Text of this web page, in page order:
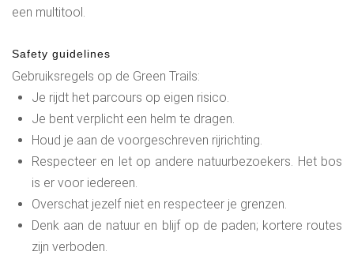
een multitool.
Safety guidelines
Gebruiksregels op de Green Trails:
Je rijdt het parcours op eigen risico.
Je bent verplicht een helm te dragen.
Houd je aan de voorgeschreven rijrichting.
Respecteer en let op andere natuurbezoekers. Het bos
is er voor iedereen.
Overschat jezelf niet en respecteer je grenzen.
Denk aan de natuur en blijf op de paden; kortere routes
zijn verboden.